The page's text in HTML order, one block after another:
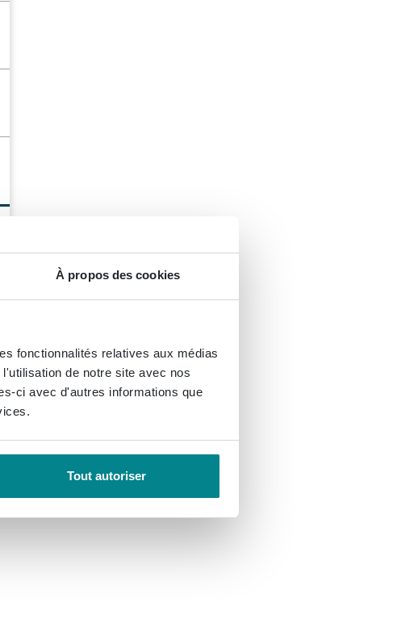
À propos des cookies
fonctionnalités relatives aux médias
de notre site avec nos
ci avec d'autres informations que
Tout autoriser